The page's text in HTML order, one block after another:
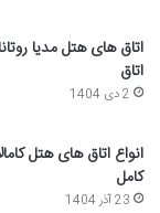
اتاق‌ های هتل مدیا
اتاق
2 دی 1404
انواع اتاق های هتل
کامل
23 آذر 1404